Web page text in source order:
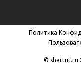
новой
вкладке
новой
вкладке
Политика
© shartut.ru